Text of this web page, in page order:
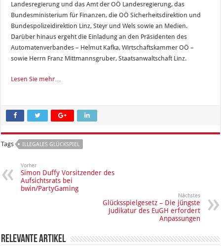
Landesregierung und das Amt der OÖ Landesregierung, das
Bundesministerium für Finanzen, die OÖ Sicherheitsdirektion und
Bundespolizeidirektion Linz, Steyr und Wels sowie an Medien.
Darüber hinaus ergeht die Einladung an den Präsidenten des
Automatenverbandes – Helmut Kafka, Wirtschaftskammer OÖ –
sowie Herrn Franz Mittmannsgruber, Staatsanwaltschaft Linz.
Lesen Sie mehr…
Tags ILLEGALES GLÜCKSPIEL
Vorher
Simon Duffy Vorsitzender des
Aufsichtsrats bei
bwin/PartyGaming
Nächstes
Glücksspielgesetz – Die jüngste
Judikatur des EuGH erfordert
Anpassungen
Relevante Artikel